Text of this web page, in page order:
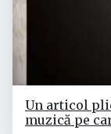
Un articol
muzică pe